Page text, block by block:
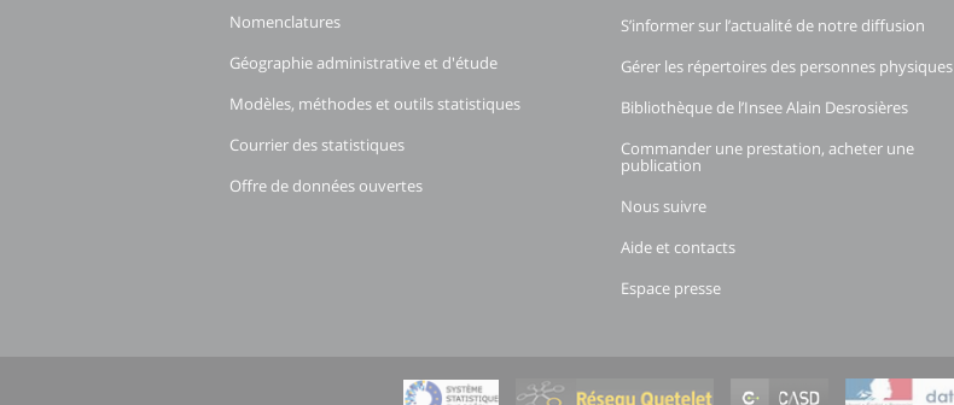
Nomenclatures
Géographie administrative et d'étude
Modèles, méthodes et outils statistiques
Courrier des statistiques
Offre de données ouvertes
S’informer sur l’actualité de notre diffusion
Gérer les répertoires des personnes physiques
Bibliothèque de l’Insee Alain Desrosières
Commander une prestation, acheter une
publication
Nous suivre
Aide et contacts
Espace presse